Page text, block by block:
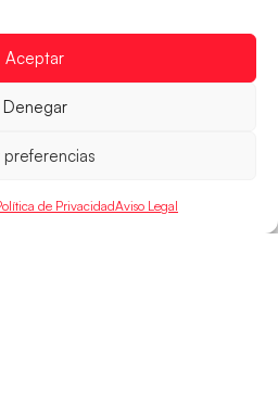
Aceptar
Denegar
preferencias
de PrivacidadAviso Legal